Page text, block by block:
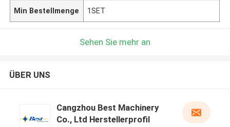
Min Bestellmenge 1SET
Sehen Sie mehr an
ÜBER UNS
Cangzhou Best Machinery
Co., Ltd Herstellerprofil